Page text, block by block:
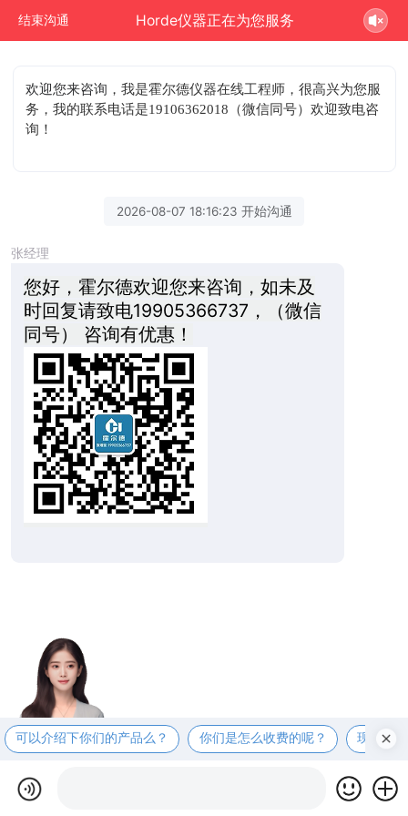
结束沟通 Horde仪器正在为您服务
欢迎您来咨询 ，我是霍尔德仪器在线工程师，很高兴为您服
务，我的联系电话是19106362018（微信同号）欢迎致电咨
询！
2026-08-07 18:16:23 开始沟通
张经理
您好，霍尔德欢迎您来咨询，如未及
时回复请致电19905366737，（微信
同号） 咨询有优惠！
可以介绍下你们的产品么？ 你们是怎么收费的呢？ 现在有